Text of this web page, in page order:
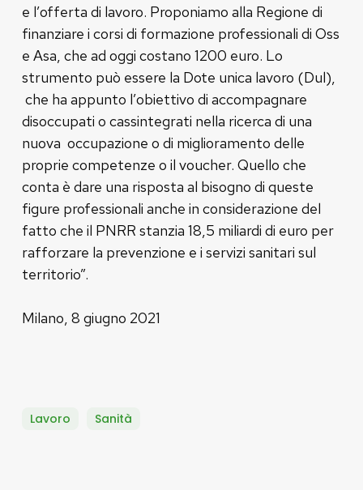
e l’offerta di lavoro. Proponiamo alla Regione di
finanziare i corsi di formazione professionali di Oss
e Asa, che ad oggi costano 1200 euro. Lo
strumento può essere la Dote unica lavoro (Dul),
che ha appunto l’obiettivo di accompagnare
disoccupati o cassintegrati nella ricerca di una
nuova occupazione o di miglioramento delle
proprie competenze o il voucher. Quello che
conta è dare una risposta al bisogno di queste
figure professionali anche in considerazione del
fatto che il PNRR stanzia 18,5 miliardi di euro per
rafforzare la prevenzione e i servizi sanitari sul
territorio”.
Milano, 8 giugno 2021
Lavoro Sanità